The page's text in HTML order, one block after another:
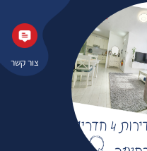
צור קשר